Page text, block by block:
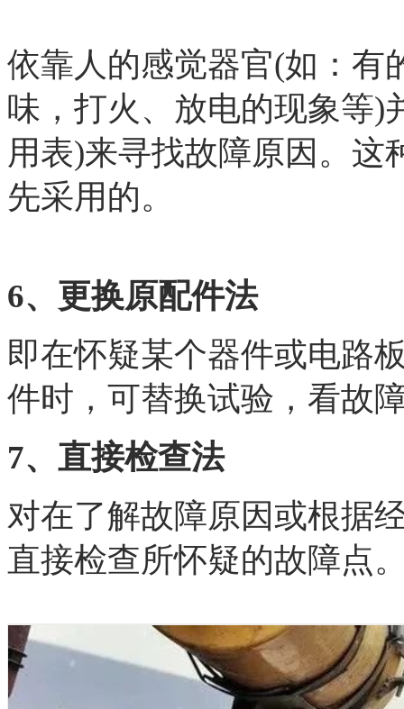
依靠人的感觉器官(如：有
味，打火、放电的现象等)
用表)来寻找故障原因。这
先采用的。
6、更换原配件法
即在怀疑某个器件或电路
件时，可替换试验，看故
7、直接检查法
对在了解故障原因或根据
直接检查所怀疑的故障点